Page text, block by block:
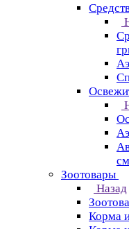
Зоотовары
Назад
Корма